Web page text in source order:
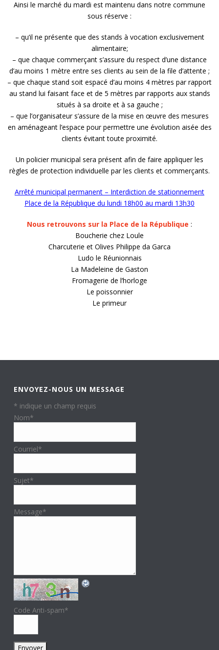
Ainsi le marché du mardi est maintenu dans notre commune
sous réserve :
– qu’il ne présente que des stands à vocation exclusivement
alimentaire;
– que chaque commerçant s’assure du respect d’une distance
d’au moins 1 mètre entre ses clients au sein de la file d’attente ;
– que chaque stand soit espacé d’au moins 4 mètres par rapport
au stand lui faisant face et de 5 mètres par rapports aux stands
situés à sa droite et à sa gauche ;
– que l’organisateur s’assure de la mise en œuvre des mesures
en aménageant l’espace pour permettre une évolution aisée des
clients évitant toute proximité.
Un policier municipal sera présent afin de faire appliquer les
règles de protection individuelle par les clients et commerçants.
Arrêté municipal permanent – Interdiction de stationnement
Place de la République du lundi 18h00 au mardi 13h30
Nous retrouvons sur la Place de la République :
Boucherie chez Loule
Charcuterie et Olives Philippe da Garca
Ludo le Réunionnais
La Madeleine de Gaston
Fromagerie de l’horloge
Le poissonnier
Le primeur
ENVOYEZ-NOUS UN MESSAGE
* indique un champ requis
Nom*
Courriel*
Sujet*
Message*
Code Anti-spam*